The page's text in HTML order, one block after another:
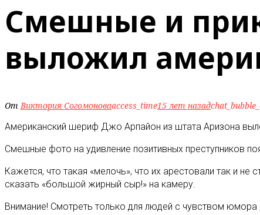
Смешные и
выложил
ОтВиктория Согомоноваaccess_time15 лет назад
Американский шериф Джо Арпайон из штата Аризона
Смешные фото на удивление позитивных преступников
Кажется, что такая «мелочь», что их арестовали так и
сказать «большой жирный сыр!» на камеру.
Внимание! Смотреть только для людей с чувством юмора